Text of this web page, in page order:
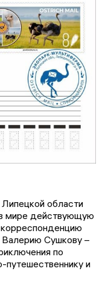
области
мире действующую
Сушкову –
по
и